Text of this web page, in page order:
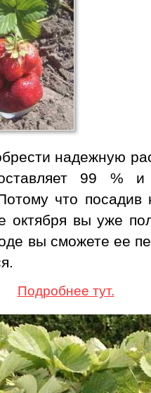
надежную
99 %
что посадив
октября вы уже
вы сможете ее
Подробнее тут.